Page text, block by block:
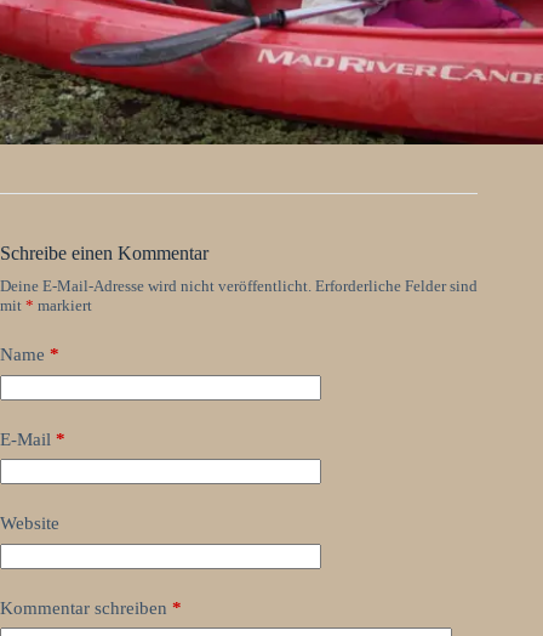
Schreibe einen Kommentar
Deine E-Mail-Adresse wird nicht veröffentlicht. Erforderliche Felder sind
mit * markiert
Name *
E-Mail *
Website
Kommentar schreiben *